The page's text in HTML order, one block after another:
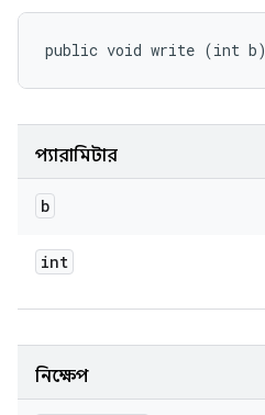
public void write (int b)
প্যারামিটার
b
int
নিক্ষেপ